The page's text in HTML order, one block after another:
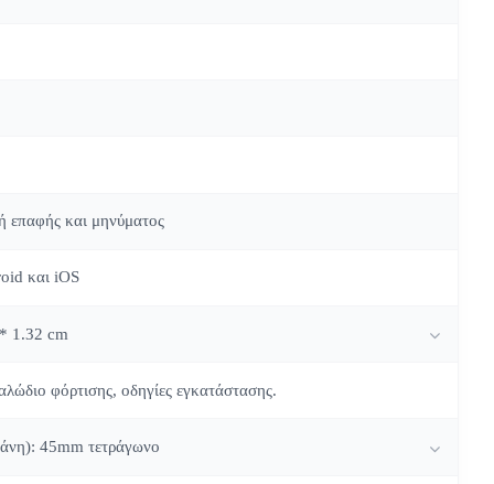
και μηνύματος
και iOS
1.32 cm
φόρτισης, οδηγίες εγκατάστασης.
45mm τετράγωνο